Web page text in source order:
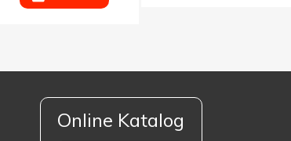
Online Katalog